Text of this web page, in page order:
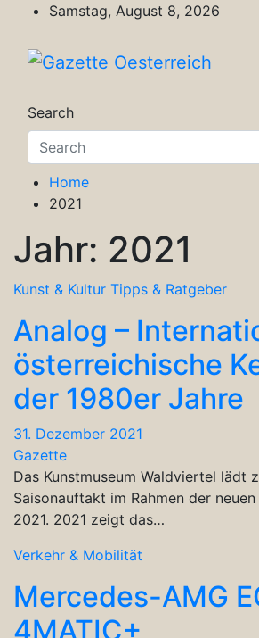
content
Samstag, August 8, 2026
Search
Home
2021
Jahr: 2021
Kunst & Kultur Tipps & Ratgeber
Analog –
österreichische
der 1980er Jahre
31. Dezember 2021
Gazette
Das Kunstmuseum Waldviertel lädt
Saisonauftakt im Rahmen der
2021. 2021 zeigt das…
Verkehr & Mobilität
Mercedes-AMG
4MATIC+